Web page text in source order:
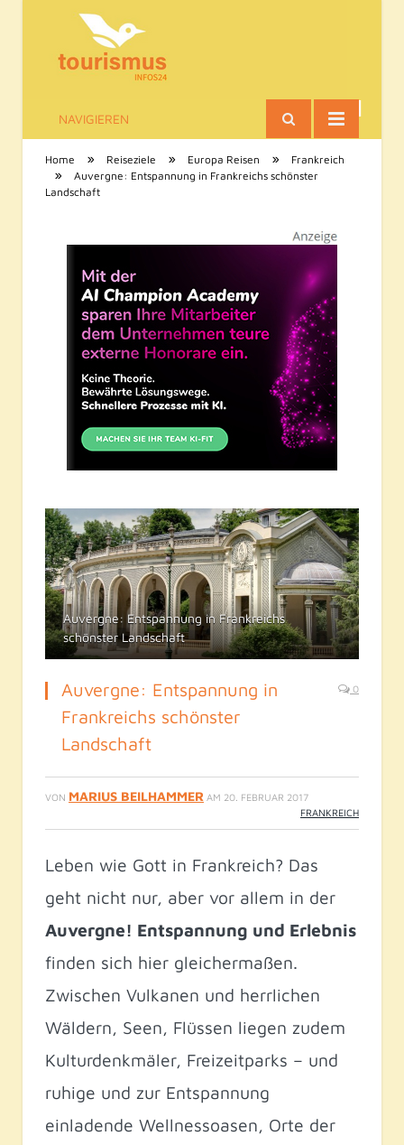
Tourismus-Infos
NAVIGIEREN
Home » Reiseziele » Europa Reisen » Frankreich
»
Auvergne: Entspannung in Frankreichs schönster
Landschaft
Auvergne: Entspannung in Frankreichs
schönster Landschaft
Auvergne: Entspannung in
Frankreichs schönster
Landschaft
0
VON MARIUS BEILHAMMER AM 20. FEBRUAR 2017
FRANKREICH
Leben wie Gott in Frankreich? Das
geht nicht nur, aber vor allem in der
Auvergne! Entspannung und Erlebnis
finden sich hier gleichermaßen.
Zwischen Vulkanen und herrlichen
Wäldern, Seen, Flüssen liegen zudem
Kulturdenkmäler, Freizeitparks – und
ruhige und zur Entspannung
einladende Wellnessoasen, Orte der